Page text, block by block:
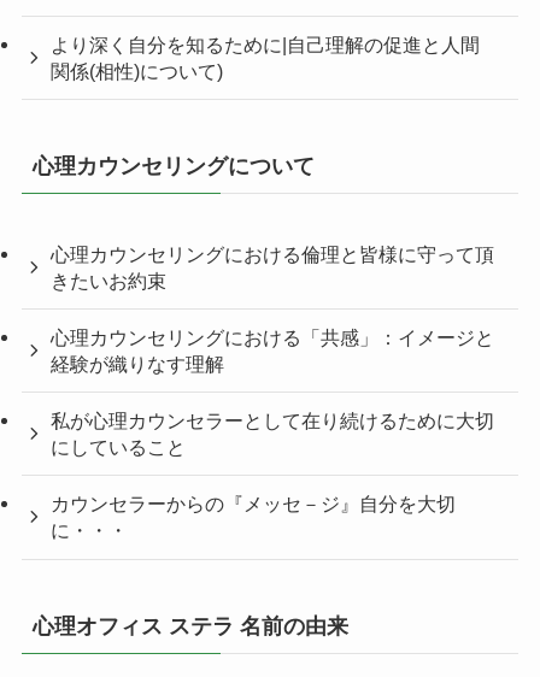
より深く自分を知るために|自己理解の促進と人間
関係(相性)について)
心理カウンセリングについて
心理カウンセリングにおける倫理と皆様に守って頂
きたいお約束
心理カウンセリングにおける「共感」：イメージと
経験が織りなす理解
私が心理カウンセラーとして在り続けるために大切
にしていること
カウンセラーからの『メッセ－ジ』自分を大切
に・・・
心理オフィス ステラ 名前の由来